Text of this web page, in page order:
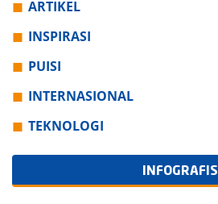
ARTIKEL
INSPIRASI
PUISI
INTERNASIONAL
TEKNOLOGI
INFOGRAFIS